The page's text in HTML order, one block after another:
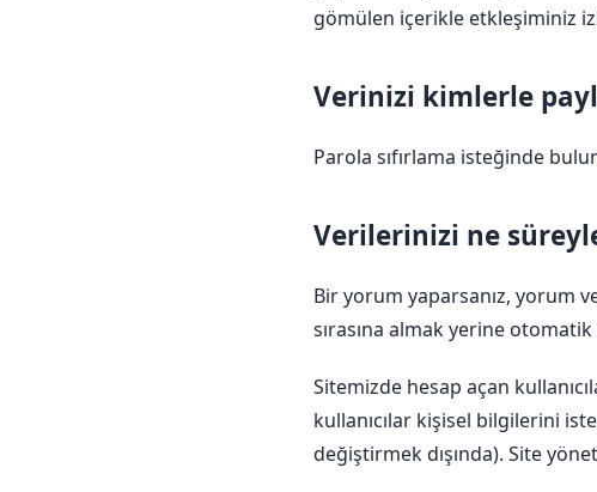
gömülen içerikle etkleşiminiz
Verinizi kimlerle
Parola sıfırlama isteğinde
Verilerinizi ne
Bir yorum yaparsanız, yorum
sırasına almak yerine
Sitemizde hesap açan
kullanıcılar kişisel bilgilerini
değiştirmek dışında). Site